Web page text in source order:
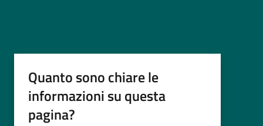
Quanto sono chiare le
informazioni su questa
pagina?